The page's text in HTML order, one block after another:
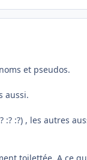
et pseudos.
aussi.
:?) , les autres